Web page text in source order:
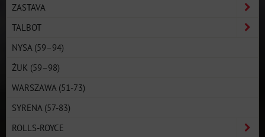
ZASTAVA
TALBOT
NYSA (59–94)
ŻUK (59–98)
WARSZAWA (51-73)
SYRENA (57-83)
ROLLS-ROYCE